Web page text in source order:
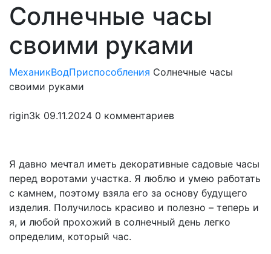
Закрыть
меню
Солнечные часы
своими руками
МеханикВодПриспособления Солнечные часы
своими руками
rigin3k 09.11.2024 0 комментариев
Я давно мечтал иметь декоративные садовые часы
перед воротами участка. Я люблю и умею работать
с камнем, поэтому взяла его за основу будущего
изделия. Получилось красиво и полезно – теперь и
я, и любой прохожий в солнечный день легко
определим, который час.